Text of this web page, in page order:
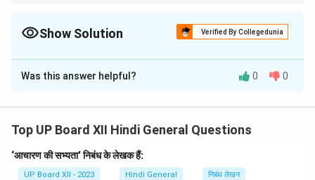
Show Solution Verified By Collegedunia
The Correct Option isC
Solution and Explanation
परंपरा और समाज के विभिन्न पहलुओं को दर्शाता है।
Download Solution in PDF
Was this answer helpful? 0 0
Top UP Board XII Hindi General Questions
‘आचारण की सभ्यता’ निबंध के लेखक हैं:
UP Board XII - 2023 Hindi General निबंध लेखन